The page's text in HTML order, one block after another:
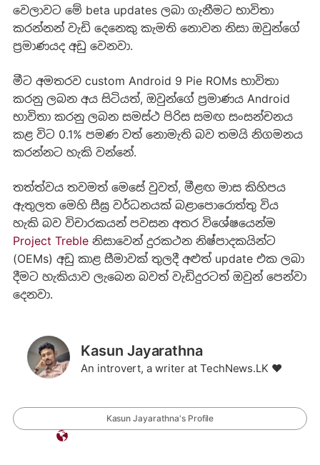
වෙලාවට මේ beta updates ලබා ගැනීමට භාවිතා
කරන්නන් වැඩි දෙනෙකු කැමති නොවන නිසා ඔවුන්ගේ
ප්‍රමාණයද අඩු වෙනවා.
මීට අමතරව custom Android 9 Pie ROMs භාවිතා
කරනු ලබන අය සිටියත්, ඔවුන්ගේ ප්‍රමාණය Android
භාවිතා කරනු ලබන සමස්ථ පිරිස සමඟ සංසන්චනය
කළ විට 0.1% පමණ වත් නොමැති බව තමයි නිගමනය
කරන්නට හැකි වන්නේ.
තත්ත්වය තවමත් මෙසේ වුවත්, මීළඟ මාස කිහිපය
ඇතුලත මෙහි සීඝ්‍ර වර්ධනයක් බළාපොරොත්තු විය
හැකි බව විචාරකයන් පවසන අතර විශේෂයෙන්ම
Project Trebleනිසාවෙන් දුරකථන නිෂ්පාදකයින්ට
(OEMs) අඩු කාළ සීමාවක් තුලදී අළුත් update එක ලබා
දීමට හැකියාව ලැබෙන බවත් වැඩිදුරටත් ඔවුන් පෙන්වා
දෙනවා.
Kasun Jayarathna
An introvert, a writer at TechNews.LK ❤️
Kasun Jayarathna's Profile